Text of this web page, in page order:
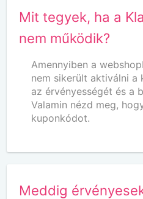
Mit tegyek, ha a
nem működik?
Amennyiben a
nem sikerült aktiválni a
az érvényességét és a
Valamin nézd meg,
kuponkódot.
Meddig